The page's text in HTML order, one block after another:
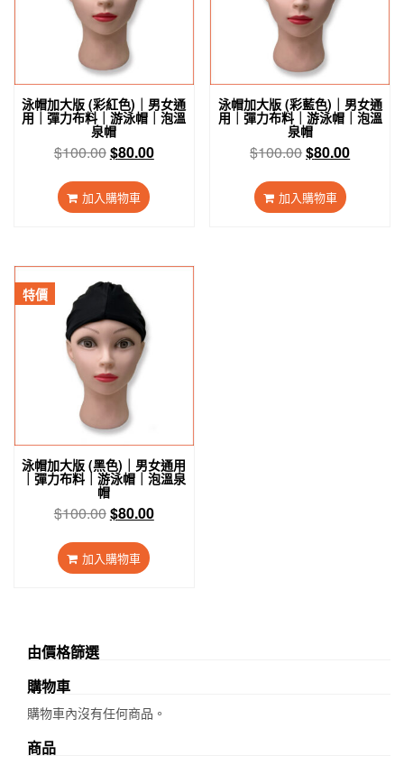
泳帽加大版 (彩紅色)｜男女通
用｜彈力布料｜游泳帽｜泡溫
泉帽
$100.00原
價
格：
$80.00目
加入購物車
泳帽加大版 (彩藍色)｜男女通
用｜彈力布料｜游泳帽｜泡溫
泉帽
$100.00原
價
格：
$80.00目
加入購物車
特價
泳帽加大版 (黑色)｜男女通用
｜彈力布料｜游泳帽｜泡溫泉
帽
$100.00原
價
格：
$80.00目
加入購物車
由價格篩選
購物車
購物車內沒有任何商品。
商品